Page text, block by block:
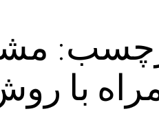
با